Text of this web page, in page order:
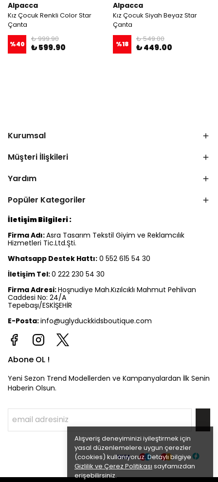
Alışveriş deneyiminizi iyileştirmek için
yasal düzenlemelere uygun çerezler
(cookies) kullanıyoruz. Detaylı bilgiye
Gizlilik ve Çerez Politikası sayfamızdan
erişebilirsiniz.
Alpacca
Kız Çocuk Renkli Color Star
Çanta
%40
₺ 999.90
₺ 599.90
Alpacca
Kız Çocuk Siyah Beyaz Star
Çanta
%18
₺ 549.00
₺ 449.00
Kurumsal
Müşteri İlişkileri
Yardım
Popüler Kategoriler
İletişim Bilgileri :
Firma Adı:Asra Tasarım Tekstil Giyim ve Reklamcılık
Hizmetleri Tic.Ltd.Şti.
Whatsapp Destek Hattı: 0 552 615 54 30
İletişim Tel:0 222 230 54 30
Firma Adresi:Hoşnudiye Mah.Kızılcıklı Mahmut Pehlivan
Caddesi No: 24/A
Tepebaşı/ESKİŞEHİR
E-Posta:info@uglyduckkidsboutique.com
Abone OL !
Yeni Sezon Trend Modellerden ve Kampanyalardan İlk Senin
Haberin Olsun.